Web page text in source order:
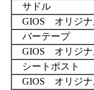
サドル
GIOS オリジナ
バーテープ
GIOS オリジナ
シートポスト
GIOS オリジナ